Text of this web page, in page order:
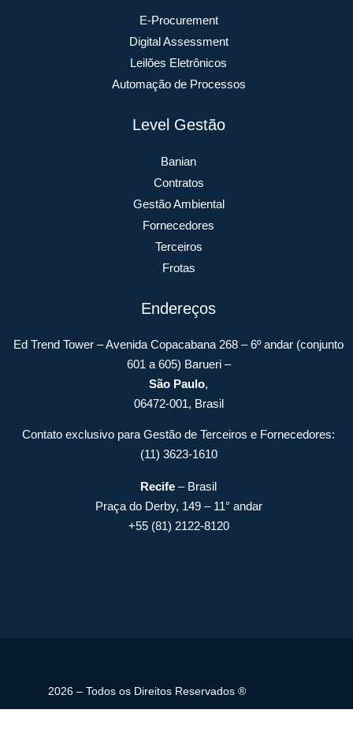
E-Procurement
Digital Assessment
Leilões Eletrônicos
Automação de Processos
Level Gestão
Banian
Contratos
Gestão Ambiental
Fornecedores
Terceiros
Frotas
Endereços
Ed Trend Tower – Avenida Copacabana 268 – 6º andar (conjunto
601 a 605) Barueri –
São Paulo,
06472-001, Brasil
Contato exclusivo para Gestão de Terceiros e Fornecedores:
(11) 3623-1610
Recife – Brasil
Praça do Derby, 149 – 11° andar
+55 (81) 2122-8120
2026 – Todos os Direitos Reservados ®